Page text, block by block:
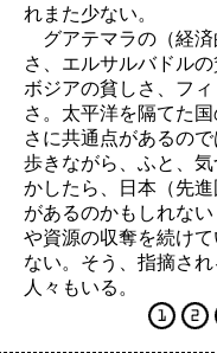
れまた少ない。
グアテマラの（経済
さ、エルサルバドル
ボジアの貧しさ、フ
さ。太平洋を隔てた
さに共通点があるの
歩きながら、ふと、
かしたら、日本（先
があるのかもしれな
や資源の収奪を続け
ない。そう、指摘さ
人々もいる。